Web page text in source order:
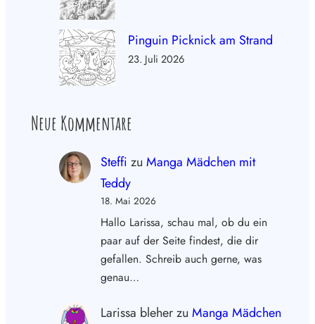
Pinguin Picknick am Strand
23. Juli 2026
Neue Kommentare
Steffi zu Manga Mädchen mit
Teddy
18. Mai 2026
Hallo Larissa, schau mal, ob du ein
paar auf der Seite findest, die dir
gefallen. Schreib auch gerne, was
genau…
Larissa bleherzu Manga Mädchen